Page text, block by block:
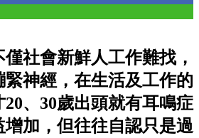
社會新鮮人工作難找，
神經，在生活及工作的
、30歲出頭就有耳鳴症
加，但往往自認只是過